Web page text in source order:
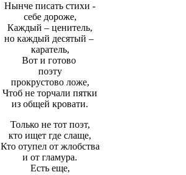
Нынче писать стихи -
себе дороже,
Каждый – ценитель,
но каждый десятый –
каратель,
Вот и готово
поэту
прокрустово ложе,
Чтоб не торчали пятки
из общей кровати.
Только не тот поэт,
кто ищет где слаще,
Кто отупел от жлобства
и от гламура.
Есть еще,